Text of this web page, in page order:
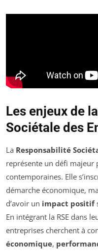
Les enjeux de
Sociétale des
La Responsabilité
représente un défi majeur
contemporaines. Elle
démarche économique,
d’avoir un impact positif
En intégrant la RSE dans
entreprises cherchent à
économique,